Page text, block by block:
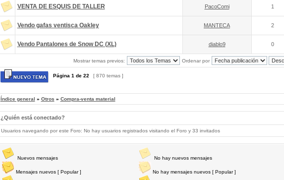
VENTA DE ESQUIS DE TALLER PacoComi 1
Vendo gafas ventisca Oakley MANTECA 2
Vendo Pantalones de Snow DC (XL) diablo9 0
Mostrar temas previos: Ordenar por
Página 1 de 22 [ 870 temas ]
Índice general » Otros » Compra-venta material
¿Quién está conectado?
Usuarios navegando por este Foro: No hay usuarios registrados visitando el Foro y 33 invitados
Nuevos mensajes
Mensajes nuevos [ Popular ]
No hay nuevos mensajes
No hay mensajes nuevos [ Popular ]